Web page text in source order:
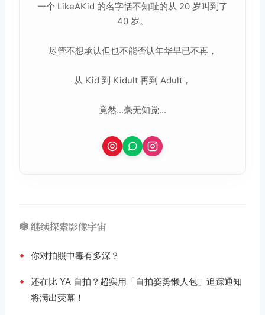
一个 LikeAKid 的名字恬不知耻的从 20 岁叫到了
40 岁。
尽管不想承认但也不能否认年华早已不再，
从 Kid 到 Kidult 再到 Adult，
竟然...毫无知觉...
🕸️ 继续探索影像宇宙
• 你对拍照中毒有多深？
•
还在比 YA 自拍？超实用「自拍姿势懒人包」追踪通知
将满出荧幕！